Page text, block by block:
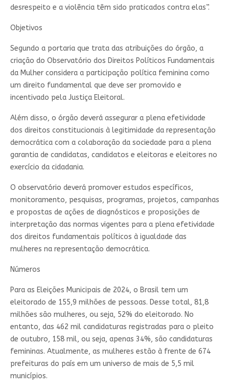
desrespeito e a violência têm sido praticados contra elas”.
Objetivos
Segundo a portaria que trata das atribuições do órgão, a
criação do Observatório dos Direitos Políticos Fundamentais
da Mulher considera a participação política feminina como
um direito fundamental que deve ser promovido e
incentivado pela Justiça Eleitoral.
Além disso, o órgão deverá assegurar a plena efetividade
dos direitos constitucionais à legitimidade da representação
democrática com a colaboração da sociedade para a plena
garantia de candidatas, candidatos e eleitoras e eleitores no
exercício da cidadania.
O observatório deverá promover estudos específicos,
monitoramento, pesquisas, programas, projetos, campanhas
e propostas de ações de diagnósticos e proposições de
interpretação das normas vigentes para a plena efetividade
dos direitos fundamentais políticos à igualdade das
mulheres na representação democrática.
Números
Para as Eleições Municipais de 2024, o Brasil tem um
eleitorado de 155,9 milhões de pessoas. Desse total, 81,8
milhões são mulheres, ou seja, 52% do eleitorado. No
entanto, das 462 mil candidaturas registradas para o pleito
de outubro, 158 mil, ou seja, apenas 34%, são candidaturas
femininas. Atualmente, as mulheres estão à frente de 674
prefeituras do país em um universo de mais de 5,5 mil
municípios.